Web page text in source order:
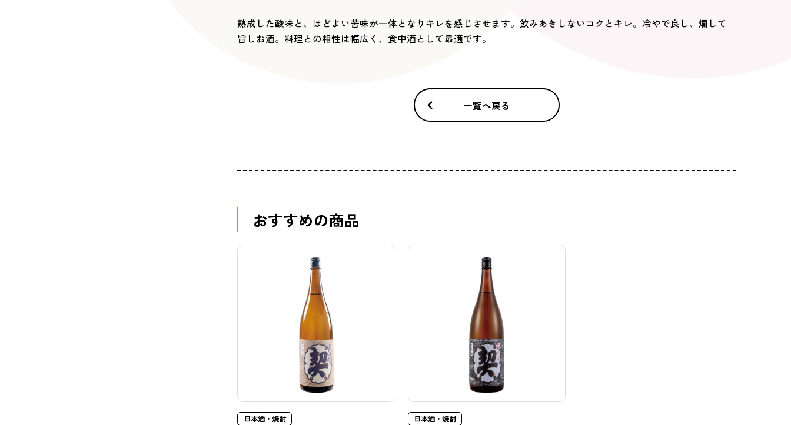
熟成した酸味と、ほどよい苦味が一体となりキレを感じさせます。飲みあきしないコクとキレ。冷やで良し、燗して
旨しお酒。料理との相性は幅広く、食中酒として最適です。
一覧へ戻る
おすすめの商品
日本酒・焼酎 日本酒・焼酎